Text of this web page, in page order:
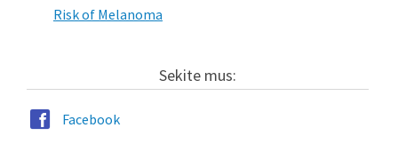
Risk of Melanoma
Sekite mus:
Facebook